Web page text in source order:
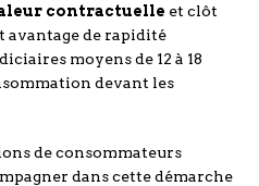
contractuelle et clôt
de rapidité
moyens de 12 à 18
devant les
de consommateurs
dans cette démarche